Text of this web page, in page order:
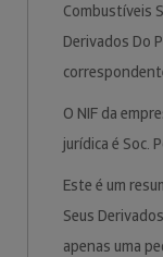
Combustíveis
Derivados Do
O NIF da
jurídica é Soc.
Este é um
Seus
apenas uma